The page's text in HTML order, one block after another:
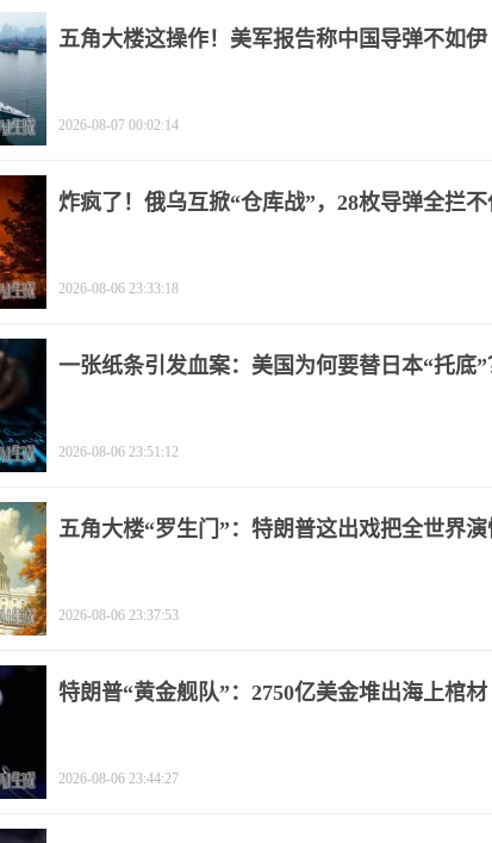
五角大楼这操作！美军报告称中国导弹不如伊
2026-08-07 00:02:14
炸疯了！俄乌互掀“仓库战”，28枚导弹全拦不
2026-08-06 23:33:18
一张纸条引发血案：美国为何要替日本“托底”
2026-08-06 23:51:12
五角大楼“罗生门”：特朗普这出戏把全世界演
2026-08-06 23:37:53
特朗普“黄金舰队”：2750亿美金堆出海上棺材
2026-08-06 23:44:27